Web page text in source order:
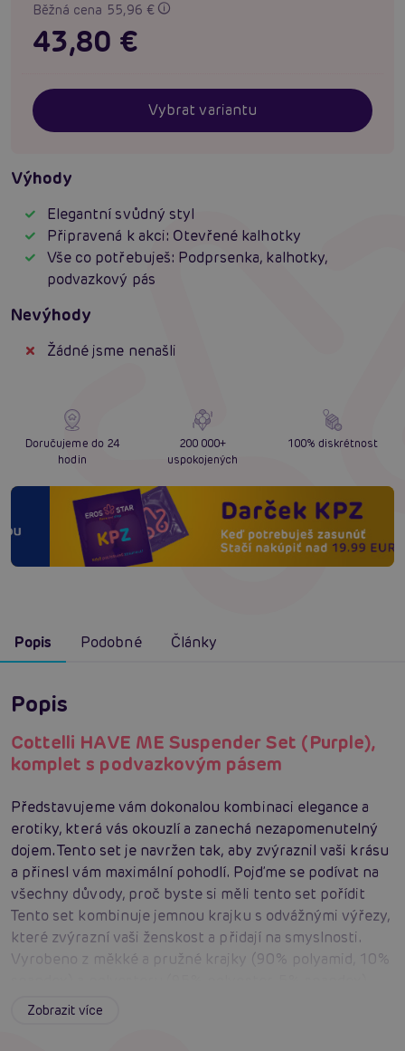
Běžná cena 55,96 €
43,80 €
Vybrat variantu
Výhody
Elegantní svůdný styl
Připravená k akci: Otevřené kalhotky
Vše co potřebuješ: Podprsenka, kalhotky,
podvazkový pás
Nevýhody
Žádné jsme nenašli
Doručujeme do 24
hodin
200 000+
uspokojených
100% diskrétnost
Popis Podobné Články
Popis
Cottelli HAVE ME Suspender Set (Purple),
komplet s podvazkovým pásem
Představujeme vám dokonalou kombinaci elegance a
erotiky, která vás okouzlí a zanechá nezapomenutelný
dojem. Tento set je navržen tak, aby zvýraznil vaši krásu
a přinesl vám maximální pohodlí. Pojďme se podívat na
všechny důvody, proč byste si měli tento set pořídit
Tento set kombinuje jemnou krajku s odvážnými výřezy,
které zvýrazní vaši ženskost a přidají na smyslnosti.
Vyrobeno z měkké a pružné krajky (90% polyamid, 10%
tento set je navržen tak, aby byl pohodlný i při delším
Zobrazit více